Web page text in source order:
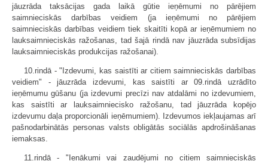
jāuzrāda taksācijas gada laikā gūtie ieņēmumi no pārējiem
saimnieciskās darbības veidiem (ja ieņēmumi no pārējiem
saimnieciskās darbības veidiem tiek skaitīti kopā ar ieņēmumiem no
lauksaimnieciskās ražošanas, tad šajā rindā nav jāuzrāda subsīdijas
lauksaimnieciskās produkcijas ražošanai).
10.rindā - "Izdevumi, kas saistīti ar citiem saimnieciskās darbības
veidiem" - jāuzrāda izdevumi, kas saistīti ar 09.rindā uzrādīto
ieņēmumu gūšanu (ja izdevumi precīzi nav atdalāmi no izdevumiem,
kas saistīti ar lauksaimniecisko ražošanu, tad jāuzrāda kopējo
izdevumu daļa proporcionāli ieņēmumiem). Izdevumos iekļaujamas arī
pašnodarbinātās personas valsts obligātās sociālās apdrošināšanas
iemaksas.
11.rindā - "Ienākumi vai zaudējumi no citiem saimnieciskās